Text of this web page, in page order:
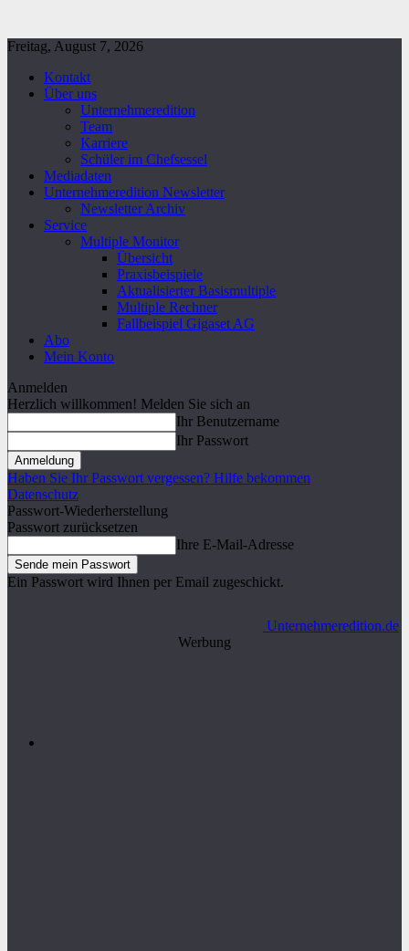
Freitag, August 7, 2026
Kontakt
Über uns
Unternehmeredition
Team
Karriere
Schüler im Chefsessel
Mediadaten
Unternehmeredition Newsletter
Newsletter Archiv
Service
Multiple Monitor
Übersicht
Praxisbeispiele
Aktualisierter Basismultiple
Multiple Rechner
Fallbeispiel Gigaset AG
Abo
Mein Konto
Anmelden
Herzlich willkommen! Melden Sie sich an
Ihr Benutzername
Ihr Passwort
Haben Sie Ihr Passwort vergessen? Hilfe bekommen
Datenschutz
Passwort-Wiederherstellung
Passwort zurücksetzen
Ihre E-Mail-Adresse
Ein Passwort wird Ihnen per Email zugeschickt.
Unternehmeredition.de
Werbung